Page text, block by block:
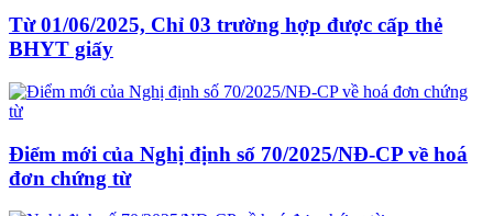
Từ 01/06/2025, Chỉ 03 trường hợp được cấp thẻ
BHYT giấy
Điểm mới của Nghị định số 70/2025/NĐ-CP về hoá
đơn chứng từ